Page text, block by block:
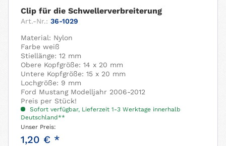
Clip für die Schwellerverbreiterung
Art.-Nr.: 36-1029
Material: Nylon
Farbe weiß
Stiellänge: 12 mm
Obere Kopfgröße: 14 x 20 mm
Untere Kopfgröße: 15 x 20 mm
Lochgröße: 9 mm
Ford Mustang Modelljahr 2006-2012
Preis per Stück!
Sofort verfügbar, Lieferzeit 1-3 Werktage innerhalb
Deutschland**
Unser Preis:
1,20 € *